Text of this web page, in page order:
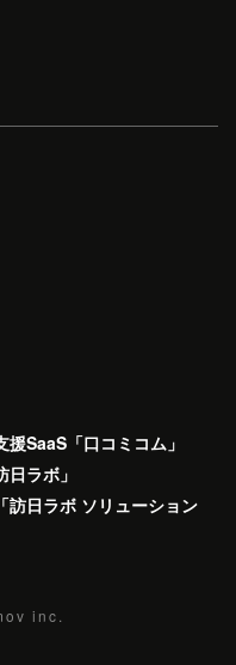
SaaS「口コミコム」
ラボ」
訪日ラボ ソリューション
inc.